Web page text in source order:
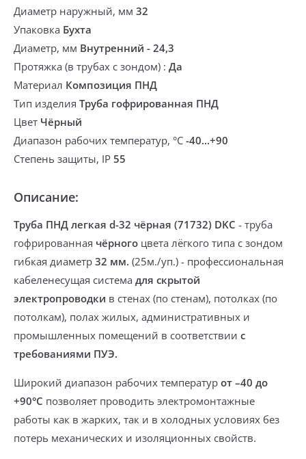
Диаметр наружный, мм 32
Упаковка Бухта
Диаметр, мм Внутренний - 24,3
Протяжка (в трубах с зондом) : Да
Материал Композиция ПНД
Тип изделия Труба гофрированная ПНД
Цвет Чёрный
Диапазон рабочих температур, °С -40...+90
Степень защиты, IP 55
Описание:
Труба ПНД легкая d-32 чёрная (71732) DKC - труба
гофрированная чёрного цвета лёгкого типа с зондом
гибкая диаметр 32 мм. (25м./уп.) - профессиональная
кабеленесущая система для скрытой
электропроводки в стенах (по стенам), потолках (по
потолкам), полах жилых, административных и
промышленных помещений в соответствии с
требованиями ПУЭ.
Широкий диапазон рабочих температур от –40 до
+90°С позволяет проводить электромонтажные
работы как в жарких, так и в холодных условиях без
потерь механических и изоляционных свойств.